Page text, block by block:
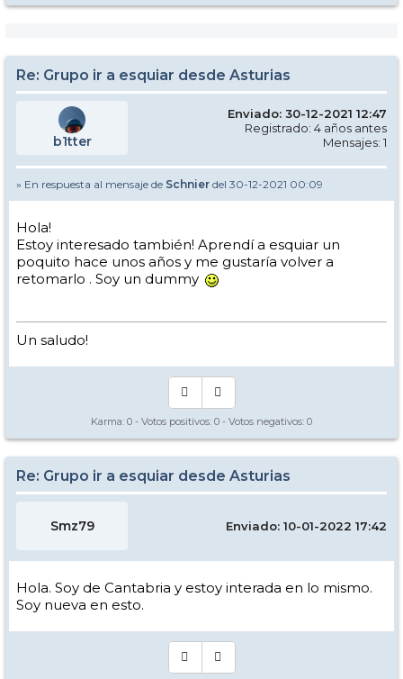
Re: Grupo ir a esquiar desde Asturias
b1tter
Enviado: 30-12-2021 12:47
Registrado: 4 años antes
Mensajes: 1
» En respuesta al mensaje de Schnier del 30-12-2021 00:09
Hola!
Estoy interesado también! Aprendí a esquiar un
poquito hace unos años y me gustaría volver a
retomarlo . Soy un dummy
Un saludo!
Karma: 0 - Votos positivos: 0 - Votos negativos: 0
Re: Grupo ir a esquiar desde Asturias
Smz79 Enviado: 10-01-2022 17:42
Hola. Soy de Cantabria y estoy interada en lo mismo.
Soy nueva en esto.